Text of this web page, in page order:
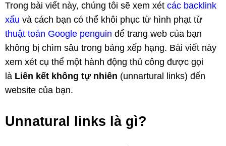
Trong bài viết này, chúng tôi sẽ xem xét các backlink
xấu và cách bạn có thể khôi phục từ hình phạt từ
thuật toán Google penguin để trang web của bạn
không bị chìm sâu trong bảng xếp hạng. Bài viết này
xem xét cụ thể một hành động thủ công được gọi
là Liên kết không tự nhiên (unnartural links) đến
website của bạn.
Unnatural links là gì?